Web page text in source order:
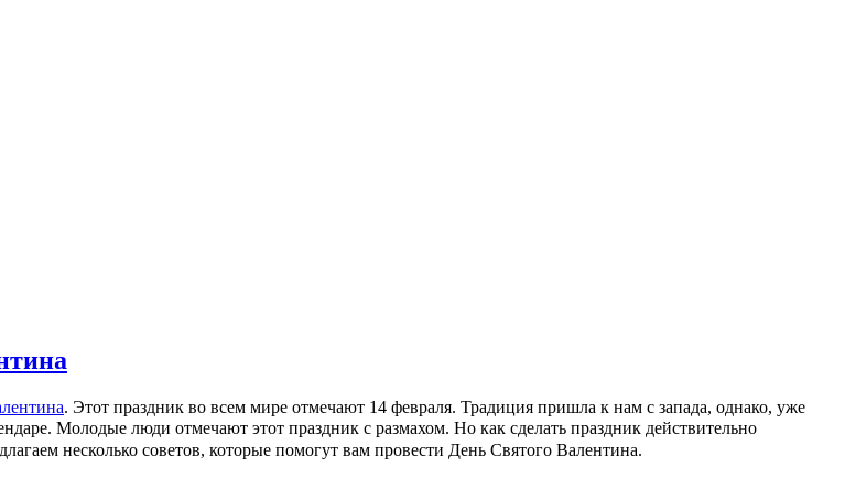
. Этот праздник во всем мире отмечают 14 февраля. Традиция пришла к нам с запада, однако, уже
Молодые люди отмечают этот праздник с размахом. Но как сделать праздник действительно
несколько советов, которые помогут вам провести День Святого Валентина.